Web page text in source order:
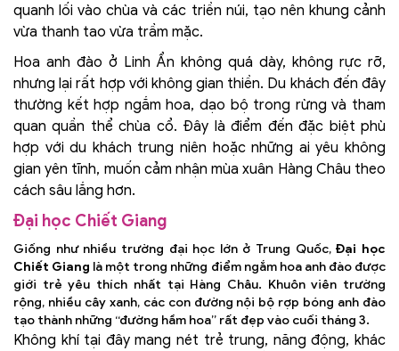
quanh lối vào chùa và các triền núi, tạo nên khung cảnh
vừa thanh tao vừa trầm mặc.
Hoa anh đào ở Linh Ẩn không quá dày, không rực rỡ,
nhưng lại rất hợp với không gian thiền. Du khách đến đây
thường kết hợp ngắm hoa, dạo bộ trong rừng và tham
quan quần thể chùa cổ. Đây là điểm đến đặc biệt phù
hợp với du khách trung niên hoặc những ai yêu không
gian yên tĩnh, muốn cảm nhận mùa xuân Hàng Châu theo
cách sâu lắng hơn.
Đại học Chiết Giang
Giống như nhiều trường đại học lớn ở Trung Quốc,Đại học
Chiết Giang là một trong những điểm ngắm hoa anh đào được
giới trẻ yêu thích nhất tại Hàng Châu. Khuôn viên trường
rộng, nhiều cây xanh, các con đường nội bộ rợp bóng anh đào
tạo thành những “đường hầm hoa” rất đẹp vào cuối tháng 3.
Không khí tại đây mang nét trẻ trung, năng động, khác